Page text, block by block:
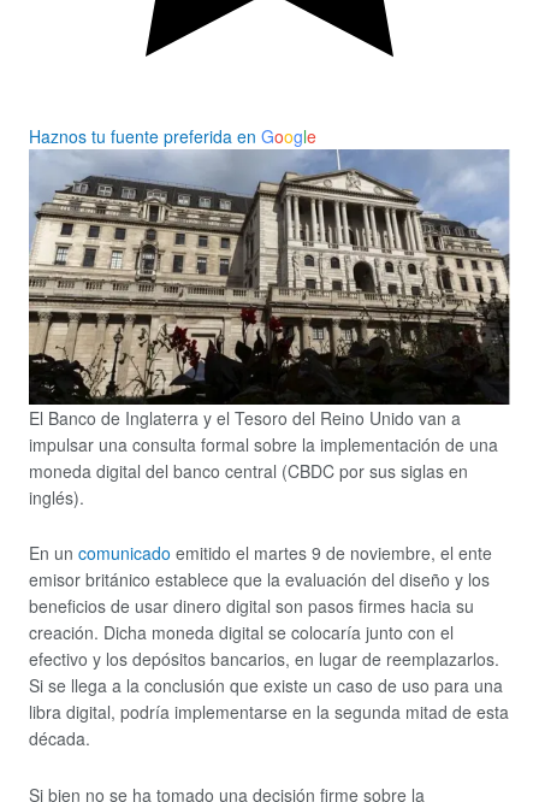
Haznos tu fuente preferida en Google
El Banco de Inglaterra y el Tesoro del Reino Unido van a
impulsar una consulta formal sobre la implementación de una
moneda digital del banco central (CBDC por sus siglas en
inglés).
En un comunicado emitido el martes 9 de noviembre, el ente
emisor británico establece que la evaluación del diseño y los
beneficios de usar dinero digital son pasos firmes hacia su
creación. Dicha moneda digital se colocaría junto con el
efectivo y los depósitos bancarios, en lugar de reemplazarlos.
Si se llega a la conclusión que existe un caso de uso para una
libra digital, podría implementarse en la segunda mitad de esta
década.
Si bien no se ha tomado una decisión firme sobre la